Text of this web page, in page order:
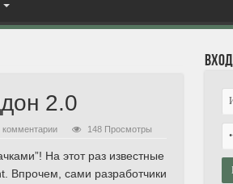
2.0
комментарии 148 Просмотры
На этот раз известные
Впрочем, сами разработчики